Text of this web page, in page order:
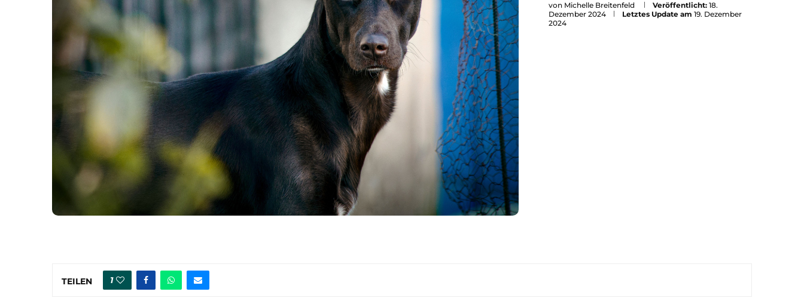
von Michelle Breitenfeld Veröffentlicht: 18.
Dezember 2024
Letztes Update am 19. Dezember
2024
TEILEN 1